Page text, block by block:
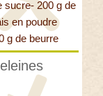
sucre- 200 g de
en poudre
g de beurre